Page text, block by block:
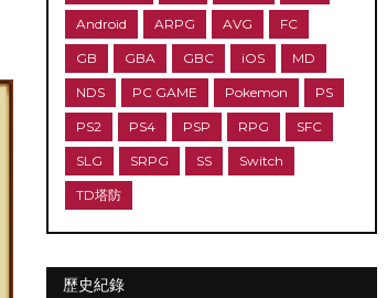
Android ARPG AVG FC
GB GBA GBC iOS MD
NDS PC GAME Pokemon PS
PS2 PS4 PSP RPG SFC
SLG SRPG SS Switch
TD塔防
歷史紀錄